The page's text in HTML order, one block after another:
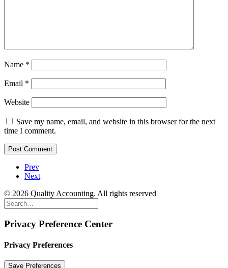
Name *
Email *
Website
Save my name, email, and website in this browser for the next
time I comment.
Prev
Next
© 2026 Quality Accounting. All rights reserved
Privacy Preference Center
Privacy Preferences